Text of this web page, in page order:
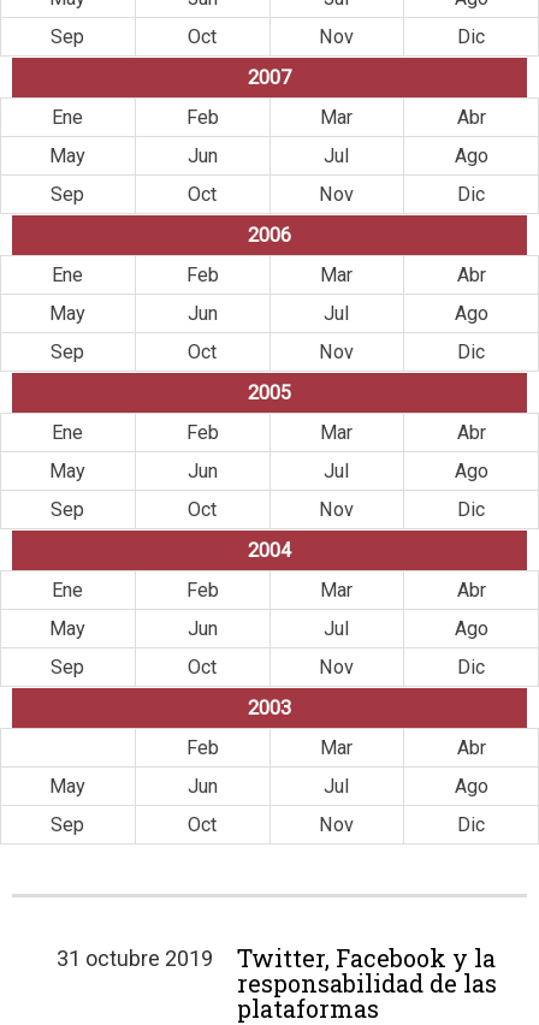
Sep
Oct Nov
Dic
2007
Ene
Feb Mar
Abr
May
Jun Jul
Ago
Sep
Oct Nov
Dic
2006
Ene
Feb Mar
Abr
May
Jun Jul
Ago
Sep
Oct Nov
Dic
2005
Ene
Feb Mar
Abr
May
Jun Jul
Ago
Sep
Oct Nov
Dic
2004
Ene
Feb Mar
Abr
May
Jun Jul
Ago
Sep
Oct Nov
Dic
2003
Feb Mar
Abr
May
Jun Jul
Ago
Sep
Oct Nov Dic
31 octubre 2019
Twitter, Facebook y la
responsabilidad de las
plataformas